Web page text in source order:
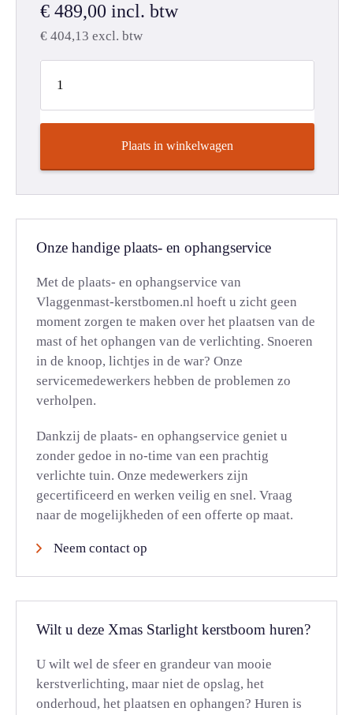
€ 489,00 incl. btw
€ 404,13 excl. btw
Plaats in winkelwagen
Onze handige plaats- en ophangservice
Met de plaats- en ophangservice van
Vlaggenmast-kerstbomen.nl hoeft u zicht geen
moment zorgen te maken over het plaatsen van de
mast of het ophangen van de verlichting. Snoeren
in de knoop, lichtjes in de war? Onze
servicemedewerkers hebben de problemen zo
verholpen.
Dankzij de plaats- en ophangservice geniet u
zonder gedoe in no-time van een prachtig
verlichte tuin. Onze medewerkers zijn
gecertificeerd en werken veilig en snel. Vraag
naar de mogelijkheden of een offerte op maat.
Neem contact op
Wilt u deze Xmas Starlight kerstboom huren?
U wilt wel de sfeer en grandeur van mooie
kerstverlichting, maar niet de opslag, het
onderhoud, het plaatsen en ophangen? Huren is